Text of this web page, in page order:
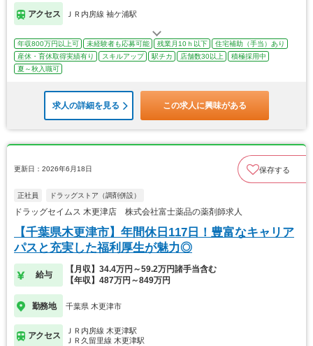
アクセス ＪＲ内房線 袖ケ浦駅
年収800万円以上可 未経験者も応募可能 残業月10ｈ以下
住宅補助（手当）あり
産休・育休取得実績有り
スキルアップ 駅チカ 店舗数30以上
積極採用中
夏～秋入職可
求人の詳細を見る この求人に興味がある
更新日：2026年6月18日 保存する
正社員 ドラッグストア（調剤併設）
ドラッグセイムス 木更津店 株式会社富士薬品の薬剤師求人
【千葉県木更津市】年間休日117日！豊富なキャリア
パスと充実した福利厚生が魅力◎
給与
【月収】34.4万円～59.2万円諸手当含む
【年収】487万円～849万円
勤務地 千葉県 木更津市
アクセス
ＪＲ内房線 木更津駅
ＪＲ久留里線 木更津駅